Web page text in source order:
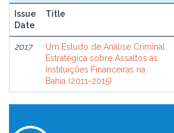
Issue
Date
Title
2017
Um Estudo de Análise Criminal
Estratégica sobre Assaltos às
Instituições Financeiras na
Bahia (2011-2015)